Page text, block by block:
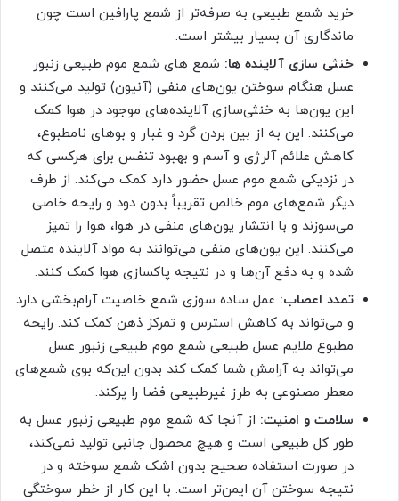
خرید شمع طبیعی به صرفه‌تر از شمع پارافین است چون
ماندگاری آن بسیار بیشتر است.
خنثی سازی آلاینده ها: شمع های شمع موم طبیعی زنبور
عسل هنگام سوختن یون‌های منفی (آنیون) تولید می‌کنند و
این یون‌ها به خنثی‌سازی آلاینده‌های موجود در هوا کمک
می‌کنند. این به از بین بردن گرد و غبار و بوهای نامطبوع،
کاهش علائم آلرژی و آسم و بهبود تنفس برای هرکسی که
در نزدیکی شمع موم عسل حضور دارد کمک می‌کند. از طرف
دیگر شمع‌های موم خالص تقریباً بدون دود و رایحه خاصی
می‌سوزند و با انتشار یون‌های منفی در هوا، هوا را تمیز
می‌کنند. این یون‌های منفی می‌توانند به مواد آلاینده متصل
شده و به دفع آن‌ها و در نتیجه پاکسازی هوا کمک کنند.
تمدد اعصاب: عمل ساده سوزی شمع خاصیت آرام‌بخشی دارد
و می‌تواند به کاهش استرس و تمرکز ذهن کمک کند. رایحه
مطبوع ملایم عسل طبیعی شمع موم طبیعی زنبور عسل
می‌تواند به آرامش شما کمک کند بدون این‌که بوی شمع‌های
معطر مصنوعی به طرز غیرطبیعی فضا را پرکند.
سلامت و امنیت: از آنجا که شمع موم طبیعی زنبور عسل به
طور کل طبیعی است و هیچ محصول جانبی تولید نمی‌کند،
در صورت استفاده صحیح بدون اشک شمع سوخته و در
نتیجه سوختن آن ایمن‌تر است. با این کار از خطر سوختگی